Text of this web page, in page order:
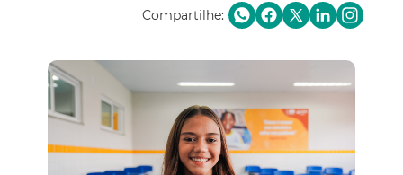
Compartilhe: